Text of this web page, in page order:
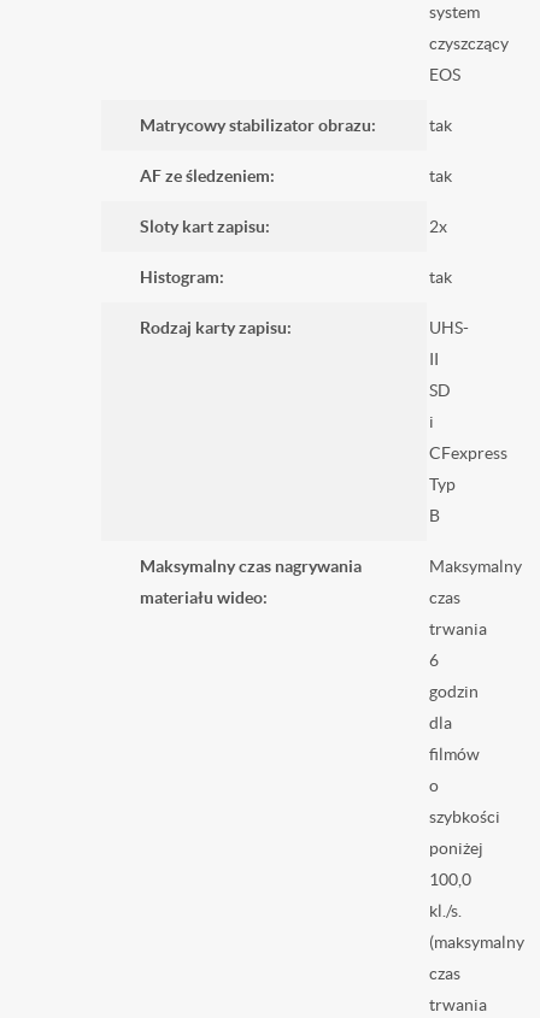
system
czyszczący
EOS
Matrycowy stabilizator obrazu: tak
AF ze śledzeniem: tak
Sloty kart zapisu: 2x
Histogram: tak
Rodzaj karty zapisu:
UHS-
II
SD
i
CFexpress
Typ
B
Maksymalny czas nagrywania
materiału wideo:
Maksymalny
czas
trwania
6
godzin
dla
filmów
o
szybkości
poniżej
100,0
kl./s.
(maksymalny
czas
trwania